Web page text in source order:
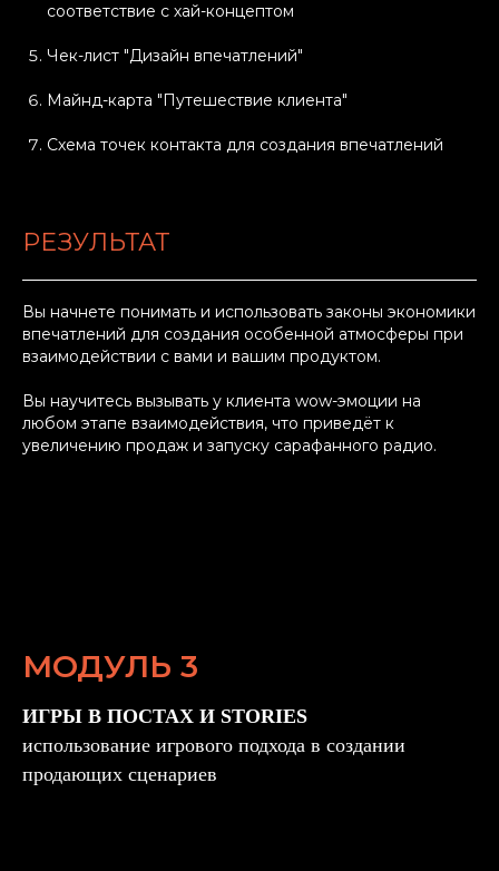
соответствие с хай-концептом
Чек-лист "Дизайн впечатлений"
Майнд-карта "Путешествие клиента"
Схема точек контакта для создания впечатлений
РЕЗУЛЬТАТ
Вы начнете понимать и использовать законы экономики
впечатлений для создания особенной атмосферы при
взаимодействии с вами и вашим продуктом.
Вы научитесь вызывать у клиента wow-эмоции на
любом этапе взаимодействия, что приведёт к
увеличению продаж и запуску сарафанного радио.
МОДУЛЬ 3
ИГРЫ В ПОСТАХ И STORIES
использование игрового подхода в создании
продающих сценариев